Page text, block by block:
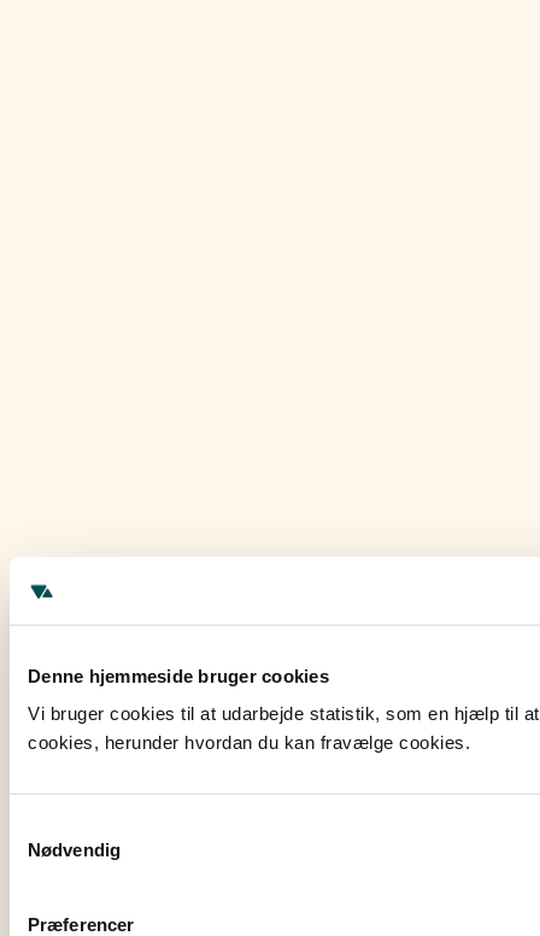
Denne hjemmeside bruger cookies
Vi bruger cookies til at udarbejde statistik, som en hjælp til
cookies, herunder hvordan du kan fravælge cookies.
Nødvendig
Præferencer